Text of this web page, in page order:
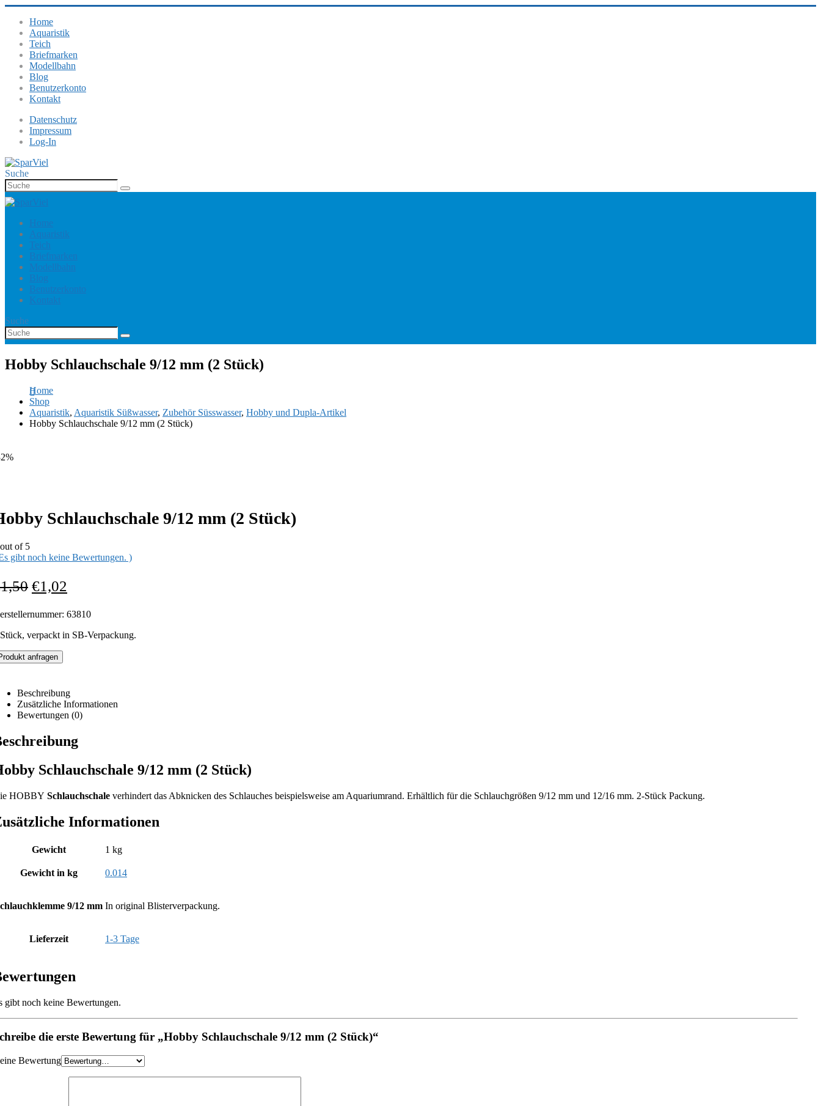
Home
Aquaristik
Teich
Briefmarken
Modellbahn
Blog
Benutzerkonto
Kontakt
Datenschutz
Impressum
Log-In
Suche
Home
Aquaristik
Teich
Briefmarken
Modellbahn
Blog
Benutzerkonto
Kontakt
Suche
Hobby Schlauchschale 9/12 mm (2 Stück)
Home
Shop
Aquaristik, Aquaristik Süßwasser, Zubehör Süsswasser, Hobby und Dupla-Artikel
Hobby Schlauchschale 9/12 mm (2 Stück)
Schlauchschale 9/12 mm (2 Stück)
of 5
gibt noch keine Bewertungen. )
1,50 €1,02
63810
verpackt in SB-Verpackung.
anfragen
Beschreibung
Zusätzliche Informationen
Bewertungen (0)
Schlauchschale 9/12 mm (2 Stück)
HOBBY Schlauchschale verhindert das Abknicken des Schlauches beispielsweise am Aquariumrand. Erhältlich für die Schlauchgrößen 9/12 mm und 12/16 mm. 2-Stück Packung.
Informationen
Gewicht 1 kg
Gewicht in kg 0.014
9/12 mm In original Blisterverpackung.
Lieferzeit 1-3 Tage
gibt noch keine Bewertungen.
die erste Bewertung für „Hobby Schlauchschale 9/12 mm (2 Stück)“
Bewertung